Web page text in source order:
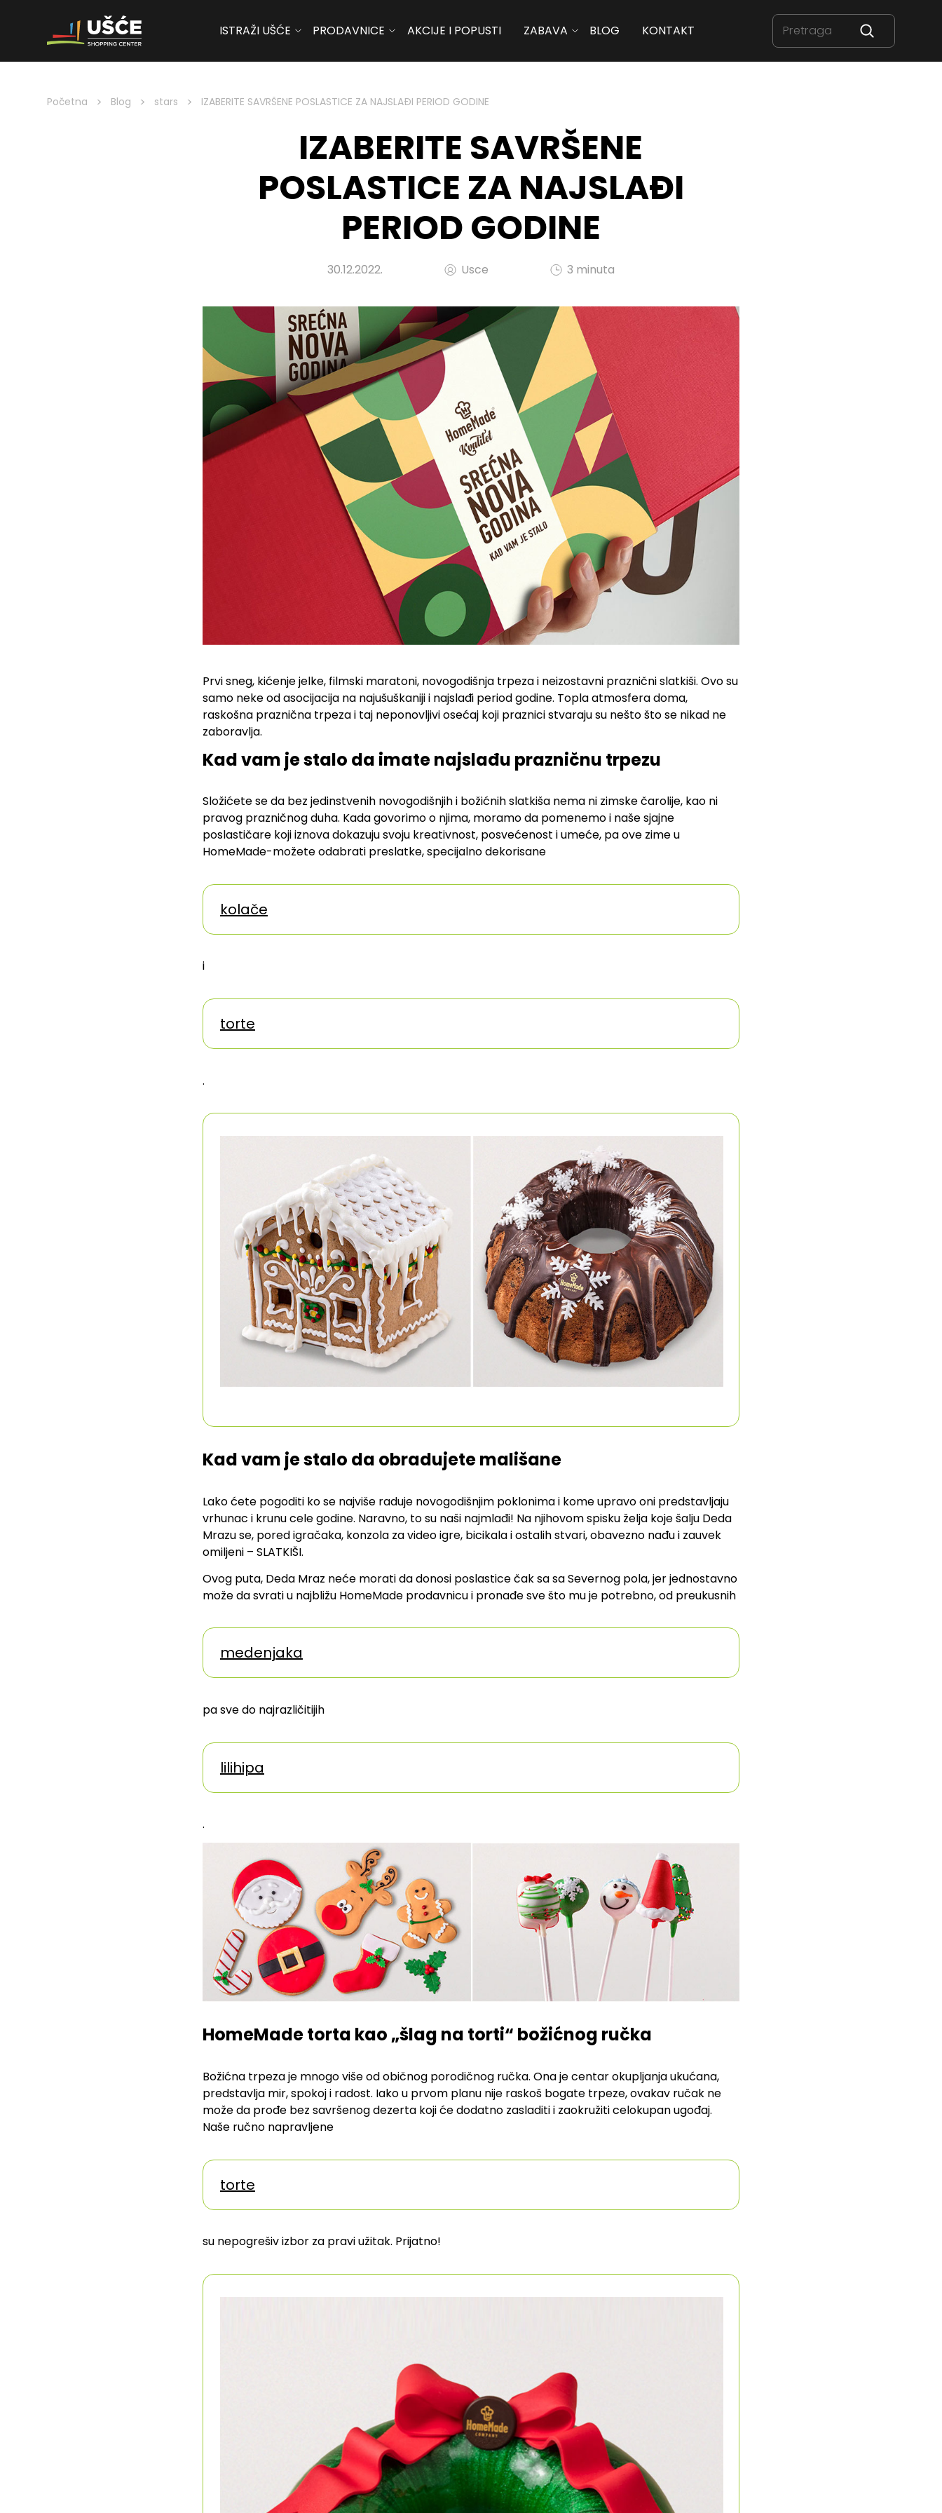
Skip to content
ISTRAŽI UŠĆE PRODAVNICE AKCIJE I POPUSTI ZABAVA BLOG KONTAKT
Početna > Blog > stars > IZABERITE SAVRŠENE POSLASTICE ZA NAJSLAĐI PERIOD GODINE
IZABERITE SAVRŠENE
POSLASTICE ZA NAJSLAĐI
PERIOD GODINE
30.12.2022. Usce 3 minuta
Prvi sneg, kićenje jelke, filmski maratoni, novogodišnja trpeza i neizostavni praznični slatkiši. Ovo su
samo neke od asocijacija na najušuškaniji i najslađi period godine. Topla atmosfera doma,
raskošna praznična trpeza i taj neponovljivi osećaj koji praznici stvaraju su nešto što se nikad ne
zaboravlja.
Kad vam je stalo da imate najslađu prazničnu trpezu
Složićete se da bez jedinstvenih novogodišnjih i božićnih slatkiša nema ni zimske čarolije, kao ni
pravog prazničnog duha. Kada govorimo o njima, moramo da pomenemo i naše sjajne
poslastičare koji iznova dokazuju svoju kreativnost, posvećenost i umeće, pa ove zime u
HomeMade-možete odabrati preslatke, specijalno dekorisane
kolače
i
torte
.
Kad vam je stalo da obradujete mališane
Lako ćete pogoditi ko se najviše raduje novogodišnjim poklonima i kome upravo oni predstavljaju
vrhunac i krunu cele godine. Naravno, to su naši najmlađi! Na njihovom spisku želja koje šalju Deda
Mrazu se, pored igračaka, konzola za video igre, bicikala i ostalih stvari, obavezno nađu i zauvek
omiljeni – SLATKIŠI.
Ovog puta, Deda Mraz neće morati da donosi poslastice čak sa sa Severnog pola, jer jednostavno
može da svrati u najbližu HomeMade prodavnicu i pronađe sve što mu je potrebno, od preukusnih
medenjaka
pa sve do najrazličitijih
lilihipa
.
HomeMade torta kao „šlag na torti“ božićnog ručka
Božićna trpeza je mnogo više od običnog porodičnog ručka. Ona je centar okupljanja ukućana,
predstavlja mir, spokoj i radost. Iako u prvom planu nije raskoš bogate trpeze, ovakav ručak ne
može da prođe bez savršenog dezerta koji će dodatno zasladiti i zaokružiti celokupan ugođaj.
Naše ručno napravljene
torte
su nepogrešiv izbor za pravi užitak. Prijatno!